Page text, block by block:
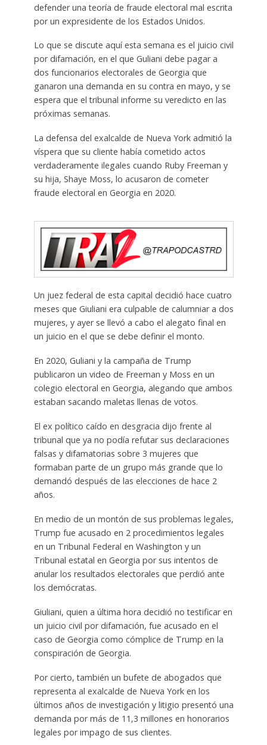
defender una teoría de fraude electoral mal escrita
por un expresidente de los Estados Unidos.
Lo que se discute aquí esta semana es el juicio civil
por difamación, en el que Guliani debe pagar a
dos funcionarios electorales de Georgia que
ganaron una demanda en su contra en mayo, y se
espera que el tribunal informe su veredicto en las
próximas semanas.
La defensa del exalcalde de Nueva York admitió la
víspera que su cliente había cometido actos
verdaderamente ilegales cuando Ruby Freeman y
su hija, Shaye Moss, lo acusaron de cometer
fraude electoral en Georgia en 2020.
Un juez federal de esta capital decidió hace cuatro
meses que Giuliani era culpable de calumniar a dos
mujeres, y ayer se llevó a cabo el alegato final en
un juicio en el que se debe definir el monto.
En 2020, Guliani y la campaña de Trump
publicaron un video de Freeman y Moss en un
colegio electoral en Georgia, alegando que ambos
estaban sacando maletas llenas de votos.
El ex político caído en desgracia dijo frente al
tribunal que ya no podía refutar sus declaraciones
falsas y difamatorias sobre 3 mujeres que
formaban parte de un grupo más grande que lo
demandó después de las elecciones de hace 2
años.
En medio de un montón de sus problemas legales,
Trump fue acusado en 2 procedimientos legales
en un Tribunal Federal en Washington y un
Tribunal estatal en Georgia por sus intentos de
anular los resultados electorales que perdió ante
los demócratas.
Giuliani, quien a última hora decidió no testificar en
un juicio civil por difamación, fue acusado en el
caso de Georgia como cómplice de Trump en la
conspiración de Georgia.
Por cierto, también un bufete de abogados que
representa al exalcalde de Nueva York en los
últimos años de investigación y litigio presentó una
demanda por más de 11,3 millones en honorarios
legales por impago de sus clientes.